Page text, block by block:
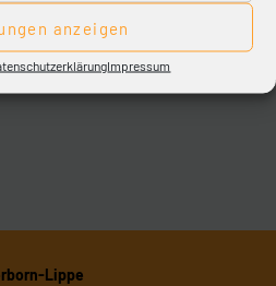
anzeigen
Impressum
Lippe